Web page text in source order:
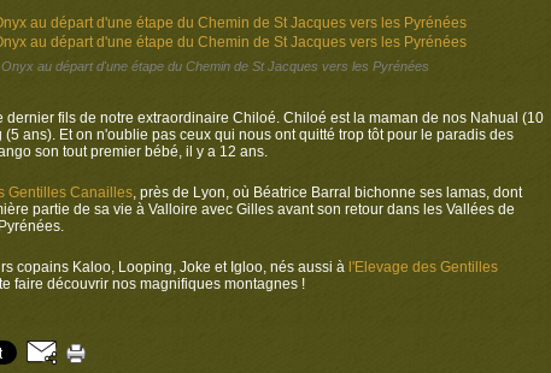
au départ d'une étape du Chemin de St Jacques vers les Pyrénées
dernier fils de notre extraordinaire Chiloé. Chiloé est la maman de nos Nahual (10
ans). Et on n'oublie pas ceux qui nous ont quitté trop tôt pour le paradis des
son tout premier bébé, il y a 12 ans.
Gentilles Canailles, près de Lyon, où Béatrice Barral bichonne ses lamas, dont
partie de sa vie à Valloire avec Gilles avant son retour dans les Vallées de
copains Kaloo, Looping, Joke et Igloo, nés aussi à l'Elevage des Gentilles
faire découvrir nos magnifiques montagnes !